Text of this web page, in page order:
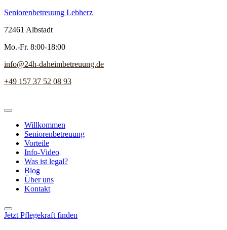
Seniorenbetreuung Lebherz
72461 Albstadt
Mo.-Fr. 8:00-18:00
info@24h-daheimbetreuung.de
+49 157 37 52 08 93
Willkommen
Seniorenbetreuung
Vorteile
Info-Video
Was ist legal?
Blog
Über uns
Kontakt
Jetzt Pflegekraft finden